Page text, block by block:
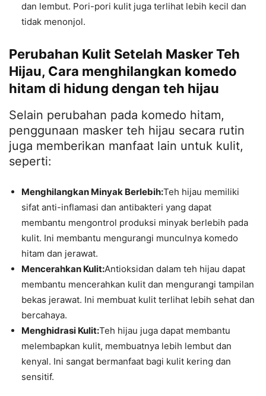
dan lembut. Pori-pori kulit juga terlihat lebih kecil dan
tidak menonjol.
Perubahan Kulit Setelah Masker Teh
Hijau, Cara menghilangkan komedo
hitam di hidung dengan teh hijau
Selain perubahan pada komedo hitam,
penggunaan masker teh hijau secara rutin
juga memberikan manfaat lain untuk kulit,
seperti:
Menghilangkan Minyak Berlebih:Teh hijau memiliki
sifat anti-inflamasi dan antibakteri yang dapat
membantu mengontrol produksi minyak berlebih pada
kulit. Ini membantu mengurangi munculnya komedo
hitam dan jerawat.
Mencerahkan Kulit:Antioksidan dalam teh hijau dapat
membantu mencerahkan kulit dan mengurangi tampilan
bekas jerawat. Ini membuat kulit terlihat lebih sehat dan
bercahaya.
Menghidrasi Kulit:Teh hijau juga dapat membantu
melembapkan kulit, membuatnya lebih lembut dan
kenyal. Ini sangat bermanfaat bagi kulit kering dan
sensitif.